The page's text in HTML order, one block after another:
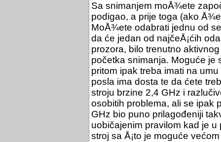
Sa snimanjem moÅ¾ete
podigao, a prije toga (ako
MoÅ¾ete odabrati jednu od
da će jedan od najčeÅ¡ćih
prozora, bilo trenutno
početka snimanja. Moguće
pritom ipak treba imati na
posla ima dosta te da ćete
stroju brzine 2,4 GHz i
osobitih problema, ali se ipak
GHz bio puno prilagođeniji
uobičajenim pravilom kad je
stroj sa Å¡to je moguće